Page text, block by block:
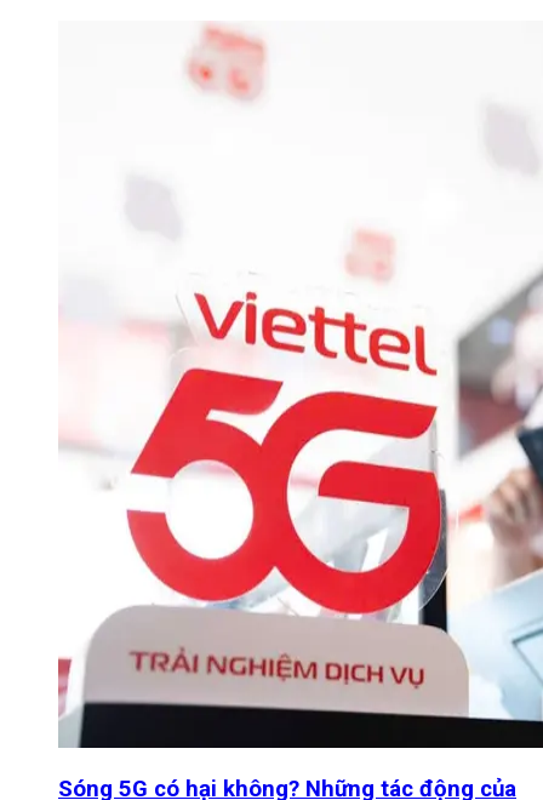
Sóng 5G có hại không? Những tác động của